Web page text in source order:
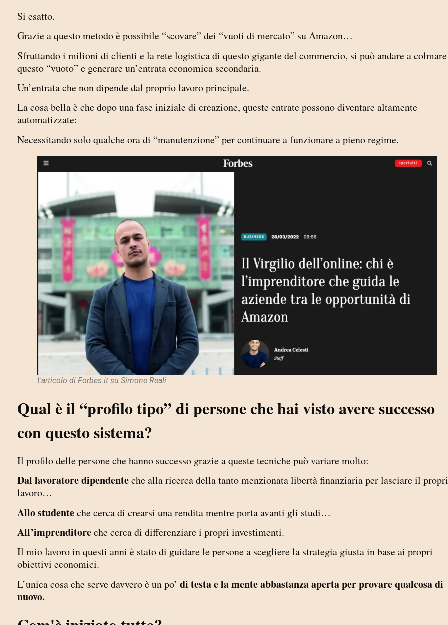
Si esatto.
Grazie a questo metodo è possibile “scovare” dei “vuoti di mercato” su Amazon…
Sfruttando i milioni di clienti e la rete logistica di questo gigante del commercio, si può andare a colmare
questo “vuoto” e generare un’entrata economica secondaria.
Un’entrata che non dipende dal proprio lavoro principale.
La cosa bella è che dopo una fase iniziale di creazione, queste entrate possono diventare altamente
automatizzate:
Necessitando solo qualche ora di “manutenzione” per continuare a funzionare a pieno regime.
L'articolo di Forbes.it su Simone Reali
Qual è il “profilo tipo” di persone che hai visto avere successo
con questo sistema?
Il profilo delle persone che hanno successo grazie a queste tecniche può variare molto:
Dal lavoratore dipendenteche alla ricerca della tanto menzionata libertà finanziaria per lasciare il
lavoro…
Allo studenteche cerca di crearsi una rendita mentre porta avanti gli studi…
All’imprenditoreche cerca di differenziare i propri investimenti.
Il mio lavoro in questi anni è stato di guidare le persone a scegliere la strategia giusta in base ai propri
obiettivi economici.
L’unica cosa che serve davvero è un po’ di testa e la mente abbastanza aperta per provare qualcosa di
nuovo.